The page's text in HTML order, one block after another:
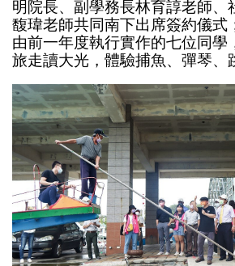
明院長、副學務長林育諄老師、
馥瑋老師共同南下出席簽約儀式
由前一年度執行實作的七位同學
旅走讀大光，體驗捕魚、彈琴、